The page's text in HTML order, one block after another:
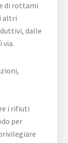
di rottami
altri
dalle
via.
i rifiuti
per